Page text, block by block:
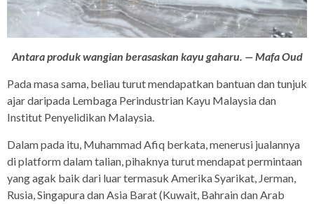
Antara produk wangian berasaskan kayu gaharu. — Mafa Oud
Pada masa sama, beliau turut mendapatkan bantuan dan tunjuk
ajar daripada Lembaga Perindustrian Kayu Malaysia dan
Institut Penyelidikan Malaysia.
Dalam pada itu, Muhammad Afiq berkata, menerusi jualannya
di platform dalam talian, pihaknya turut mendapat permintaan
yang agak baik dari luar termasuk Amerika Syarikat, Jerman,
Rusia, Singapura dan Asia Barat (Kuwait, Bahrain dan Arab